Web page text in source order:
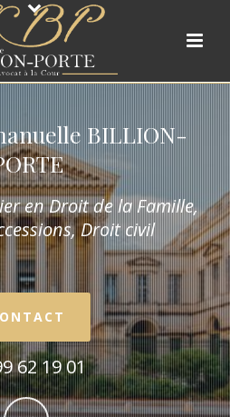
BILLION-
en Droit de la Famille,
Droit civil
62 19 01